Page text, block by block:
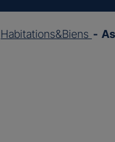
Habitations&Biens